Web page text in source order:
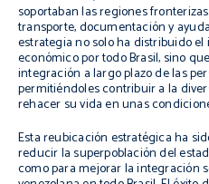
soportaban las regiones
transporte, documentación y
estrategia no solo ha distribuido
económico por todo Brasil, sino
integración a largo plazo de las
permitiéndoles contribuir a la
rehacer su vida en unas
Esta reubicación estratégica ha
reducir la superpoblación del
como para mejorar la integración